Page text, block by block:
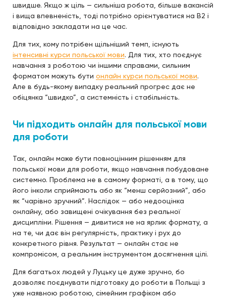
швидше. Якщо ж ціль — сильніша робота, більше вакансій
і вища впевненість, тоді потрібно орієнтуватися на B2 і
відповідно закладати на це час.
Для тих, кому потрібен щільніший темп, існують
інтенсивні курси польської мови. Для тих, хто поєднує
навчання з роботою чи іншими справами, сильним
форматом можуть бути онлайн курси польської мови.
Але в будь-якому випадку реальний прогрес дає не
обіцянка “швидко”, а системність і стабільність.
Чи підходить онлайн для польської мови
для роботи
Так, онлайн може бути повноцінним рішенням для
польської мови для роботи, якщо навчання побудоване
системно. Проблема не в самому форматі, а в тому, що
його інколи сприймають або як “менш серйозний”, або
як “чарівно зручний”. Наслідок — або недооцінка
онлайну, або завищені очікування без реальної
дисципліни. Рішення — дивитися не на ярлик формату, а
на те, чи дає він регулярність, практику і рух до
конкретного рівня. Результат — онлайн стає не
компромісом, а реальним інструментом досягнення цілі.
Для багатьох людей у Луцьку це дуже зручно, бо
дозволяє поєднувати підготовку до роботи в Польщі з
уже наявною роботою, сімейним графіком або